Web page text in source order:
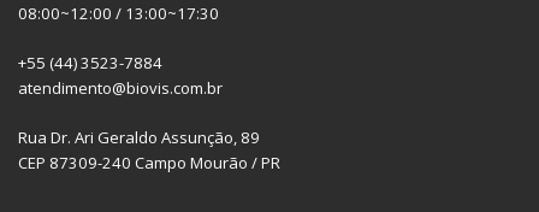
08:00~12:00 / 13:00~17:30
+55 (44) 3523-7884
atendimento@biovis.com.br
Rua Dr. Ari Geraldo Assunção, 89
CEP 87309-240 Campo Mourão / PR